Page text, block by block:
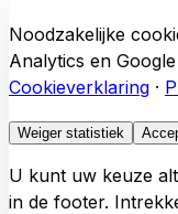
Noodzakelijke
Analytics en
Cookieverklaring ·
Weiger statistiek
U kunt uw keuze
in de footer.